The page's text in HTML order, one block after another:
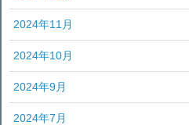
2024年11月
2024年10月
2024年9月
2024年7月